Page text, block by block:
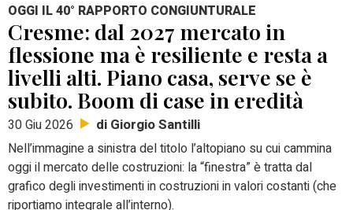
OGGI IL 40° RAPPORTO CONGIUNTURALE
Cresme: dal 2027 mercato in
flessione ma è resiliente e resta a
livelli alti. Piano casa, serve se è
subito. Boom di case in eredità
30 Giu 2026 di Giorgio Santilli
Nell’immagine a sinistra del titolo l’altopiano su cui cammina
oggi il mercato delle costruzioni: la “finestra” è tratta dal
grafico degli investimenti in costruzioni in valori costanti (che
riportiamo integrale all’interno).